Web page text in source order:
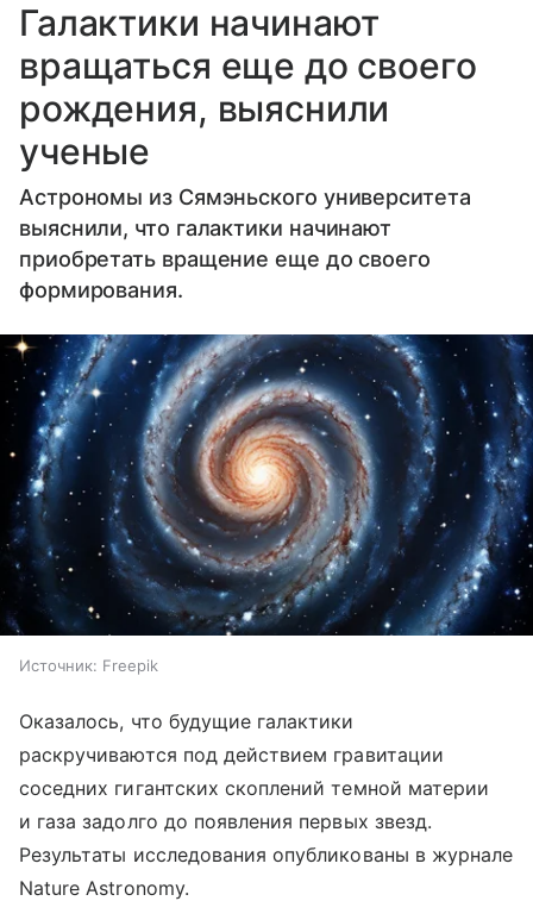
Галактики начинают
вращаться еще до своего
рождения, выяснили
ученые
Астрономы из Сямэньского университета
выяснили, что галактики начинают
приобретать вращение еще до своего
формирования.
Источник: Freepik
Оказалось, что будущие галактики
раскручиваются под действием гравитации
соседних гигантских скоплений темной материи
и газа задолго до появления первых звезд.
Результаты исследования опубликованы в журнале
Nature Astronomy.